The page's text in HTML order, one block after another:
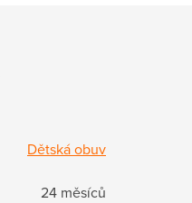
Dětská obuv
24 měsíců